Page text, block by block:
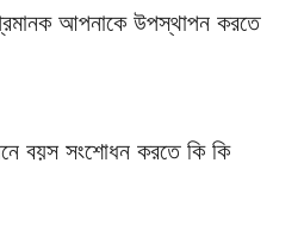
আপনাকে উপস্থাপন করতে
বয়স সংশোধন করতে কি কি